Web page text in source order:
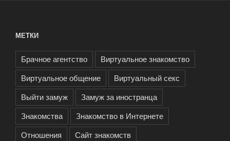
МЕТКИ
Брачное агентство
Виртуальное знакомство
Виртуальное общение
Виртуальный секс
Выйти замуж
Замуж за иностранца
Знакомства
Знакомство в Интернете
Отношения
Сайт знакомств